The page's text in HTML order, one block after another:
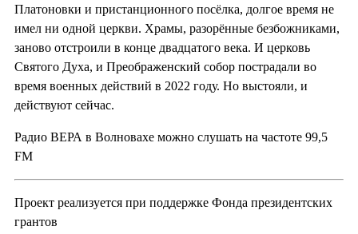
Платоновки и пристанционного посёлка, долгое время не
имел ни одной церкви. Храмы, разорённые безбожниками,
заново отстроили в конце двадцатого века. И церковь
Святого Духа, и Преображенский собор пострадали во
время военных действий в 2022 году. Но выстояли, и
действуют сейчас.
Радио ВЕРА в Волновахе можно слушать на частоте 99,5
FM
Проект реализуется при поддержке Фонда президентских
грантов